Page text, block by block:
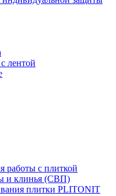
лентой
работы с плиткой
и клинья (СВП)
плитки PLITONIT